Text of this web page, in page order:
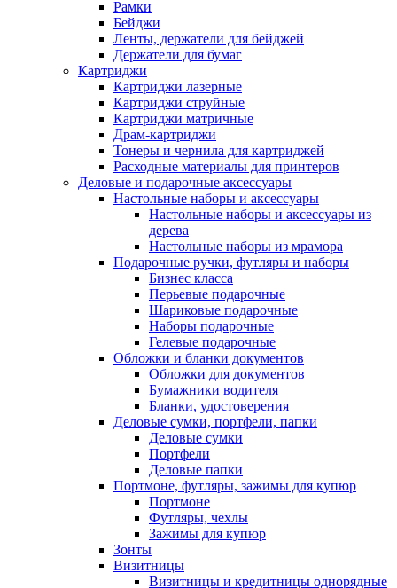
Рамки
Бейджи
Ленты, держатели для бейджей
Держатели для бумаг
Картриджи
Картриджи лазерные
Картриджи струйные
Картриджи матричные
Драм-картриджи
Тонеры и чернила для картриджей
Расходные материалы для принтеров
Деловые и подарочные аксессуары
Настольные наборы и аксессуары
Настольные наборы и аксессуары из
дерева
Настольные наборы из мрамора
Подарочные ручки, футляры и наборы
Бизнес класса
Перьевые подарочные
Шариковые подарочные
Наборы подарочные
Гелевые подарочные
Обложки и бланки документов
Обложки для документов
Бумажники водителя
Бланки, удостоверения
Деловые сумки, портфели, папки
Деловые сумки
Портфели
Деловые папки
Портмоне, футляры, зажимы для купюр
Портмоне
Футляры, чехлы
Зажимы для купюр
Зонты
Визитницы
Визитницы и кредитницы однорядные